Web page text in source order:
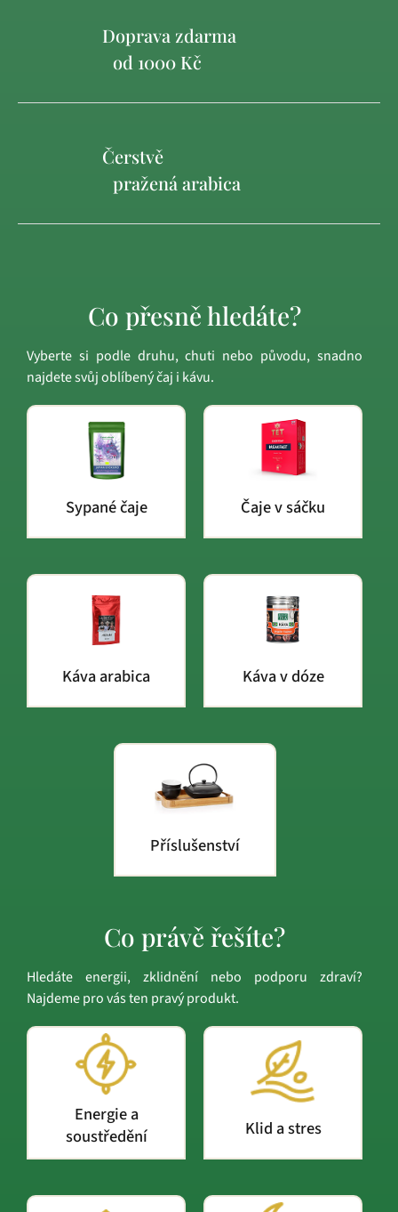
Doprava zdarma
od 1000 Kč
Čerstvě
pražená arabica
Co přesně hledáte?
Vyberte si podle druhu, chuti nebo původu, snadno
najdete svůj oblíbený čaj i kávu.
Sypané čaje Čaje v sáčku
Káva arabica Káva v dóze
Příslušenství
Co právě řešíte?
Hledáte energii, zklidnění nebo podporu zdraví?
Najdeme pro vás ten pravý produkt.
Energie a
soustředění
Klid a stres